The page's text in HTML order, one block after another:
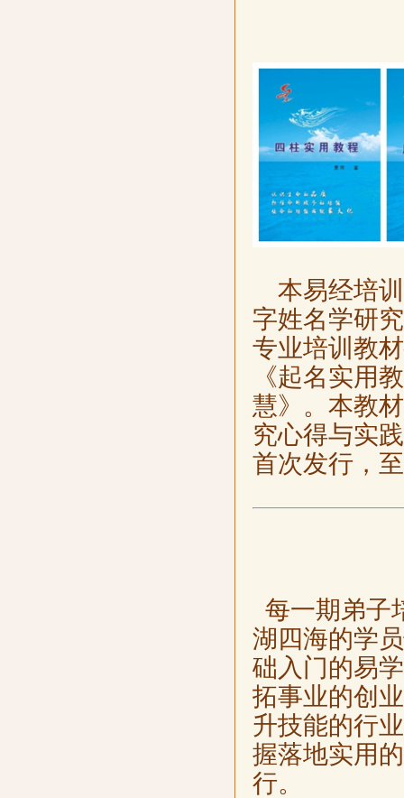
本易经培训
字姓名学研
专业培训教
《起名实用
慧》。本教
究心得与实
首次发行，
每一期弟子
湖四海的学
础入门的易
拓事业的创
升技能的行
握落地实用
行。